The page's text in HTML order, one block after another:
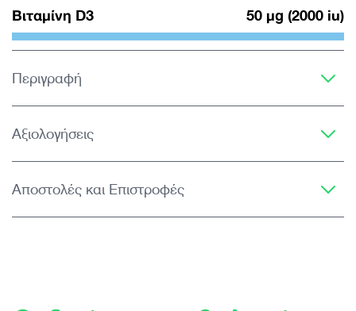
Βιταμίνη D3 50 μg (2000 iu)
Περιγραφή
Αξιολογήσεις
Αποστολές και Επιστροφές